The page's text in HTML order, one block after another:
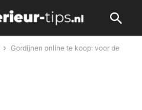
Gordijnen online te koop: voor de